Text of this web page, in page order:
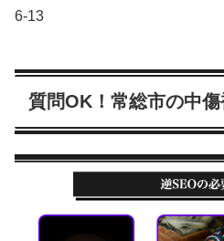
6-13
質問OK！常総市の中